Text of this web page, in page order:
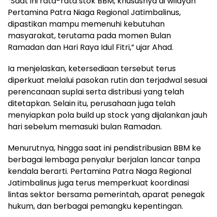
Pertamina Patra Niaga Regional Jatimbalinus,
dipastikan mampu memenuhi kebutuhan
masyarakat, terutama pada momen Bulan
Ramadan dan Hari Raya Idul Fitri,” ujar Ahad.
Ia menjelaskan, ketersediaan tersebut terus
diperkuat melalui pasokan rutin dan terjadwal sesuai
perencanaan suplai serta distribusi yang telah
ditetapkan. Selain itu, perusahaan juga telah
menyiapkan pola build up stock yang dijalankan jauh
hari sebelum memasuki bulan Ramadan.
Menurutnya, hingga saat ini pendistribusian BBM ke
berbagai lembaga penyalur berjalan lancar tanpa
kendala berarti. Pertamina Patra Niaga Regional
Jatimbalinus juga terus memperkuat koordinasi
lintas sektor bersama pemerintah, aparat penegak
hukum, dan berbagai pemangku kepentingan.